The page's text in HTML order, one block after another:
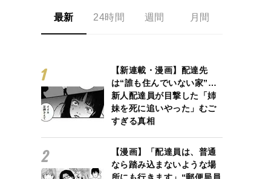
最新 24時間 週間 月間
【新連載・漫画】配達先
は“誰も住んでいない家”…
新人配達員が目撃した「姉
妹を死に追いやった」むご
すぎる真相
【漫画】「配達員は、普通
なら踏み込まないような場
所にも行きます」“郵便局員